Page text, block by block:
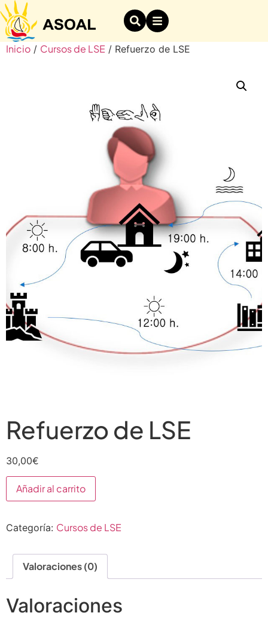
Inicio / Cursos de LSE / Refuerzo de LSE
Refuerzo de LSE
30,00€
Añadir al carrito
Categoría: Cursos de LSE
Valoraciones (0)
Valoraciones